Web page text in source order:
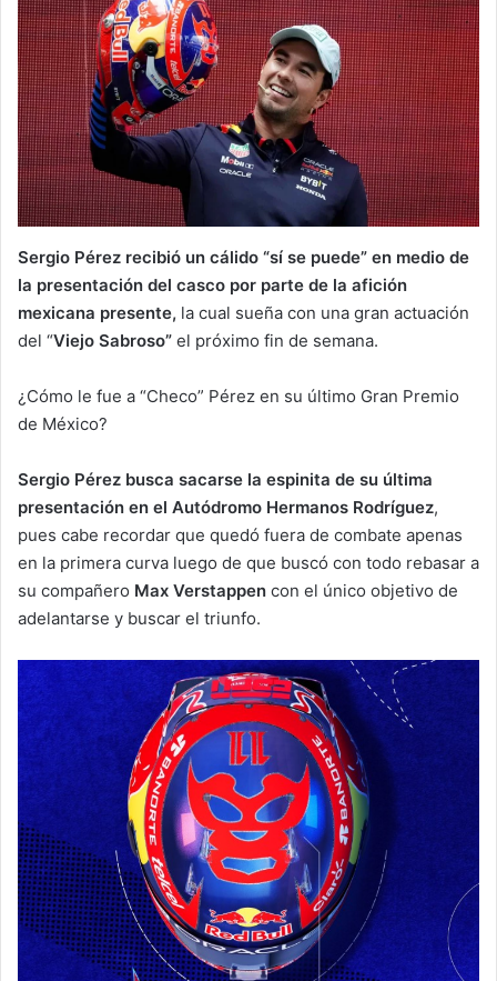
Sergio Pérez recibió un cálido “sí se puede” en medio de
la presentación del casco por parte de la afición
mexicana presente, la cual sueña con una gran actuación
del “Viejo Sabroso” el próximo fin de semana.
¿Cómo le fue a “Checo” Pérez en su último Gran Premio
de México?
Sergio Pérez busca sacarse la espinita de su última
presentación en el Autódromo Hermanos Rodríguez,
pues cabe recordar que quedó fuera de combate apenas
en la primera curva luego de que buscó con todo rebasar a
su compañero Max Verstappen con el único objetivo de
adelantarse y buscar el triunfo.